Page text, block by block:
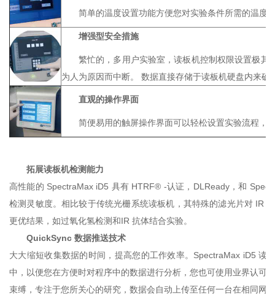
简单的温度设置功能方便您对实验条件所需的温度
增强型安全措施
繁忙的，多用户实验室，读板机控制权限设置极
为人为原因而中断。 数据直接存储于读板机硬盘内来
直观的操作界面
简便易用的触屏操作界面可以轻松设置实验流程，
拓展读板机检测能力
高性能的 SpectraMax iD5 具有 HTRF® -认证，DLReady，和
检测灵敏度。相比较于传统光栅系统读板机，其特殊的滤光片对 IR
更优结果，如过氧化氢检测和IR 抗体结合实验。
QuickSync 数据推送技术
大大缩短收集数据的时间，提高您的工作效率。SpectraMax iD5
中，以便您在方便时对程序中的数据进行分析，您也可使用业界认
束缚，专注于您所关心的研究，数据会自动上传至任何一台在相同